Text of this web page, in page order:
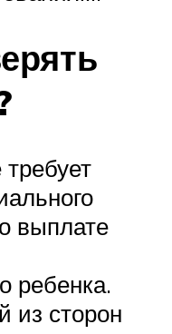
выплате
ребенка.
из сторон